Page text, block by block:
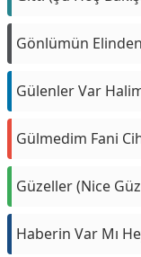
Gönlümün Elinden
Gülenler Var
Gülmedim Fani
Güzeller (Nice
Haberin Var Mı